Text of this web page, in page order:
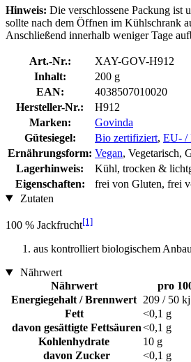
Hinweis: Die verschlossene Packung ist
sollte nach dem Öffnen im Kühlschrank
Anschließend innerhalb weniger Tage
Art.-Nr.:
XAY-GOV-H912
Inhalt:
200 g
EAN:
4038507010020
Hersteller-Nr.:
H912
Marken:
Govinda
Gütesiegel:
Bio zertifiziert, EU- /
Ernährungsform: Vegan, Vegetarisch,
Lagerhinweis:
Kühl, trocken &
Eigenschaften:
frei von Gluten, frei
Zutaten
100 % Jackfrucht[1]
aus kontrolliert biologischem Anbau
Nährwert
Nährwert
pro
Energiegehalt / Brennwert 209 / 50
Fett
<0,1 g
davon gesättigte Fettsäuren<0,1 g
Kohlenhydrate
10 g
davon Zucker
<0,1 g